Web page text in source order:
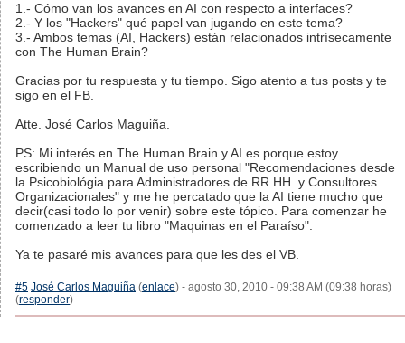
1.- Cómo van los avances en AI con respecto a interfaces?
2.- Y los "Hackers" qué papel van jugando en este tema?
3.- Ambos temas (AI, Hackers) están relacionados intrísecamente
con The Human Brain?
Gracias por tu respuesta y tu tiempo. Sigo atento a tus posts y te
sigo en el FB.
Atte. José Carlos Maguiña.
PS: Mi interés en The Human Brain y AI es porque estoy
escribiendo un Manual de uso personal "Recomendaciones desde
la Psicobiológia para Administradores de RR.HH. y Consultores
Organizacionales" y me he percatado que la AI tiene mucho que
decir(casi todo lo por venir) sobre este tópico. Para comenzar he
comenzado a leer tu libro "Maquinas en el Paraíso".
Ya te pasaré mis avances para que les des el VB.
#5 José Carlos Maguiña (enlace) - agosto 30, 2010 - 09:38 AM (09:38 horas)
(responder)